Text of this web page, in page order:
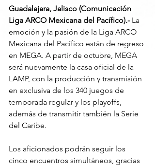
Guadalajara, Jalisco (Comunicación
Liga ARCO Mexicana del Pacífico).- La
emoción y la pasión de la Liga ARCO
Mexicana del Pacífico están de regreso
en MEGA. A partir de octubre, MEGA
será nuevamente la casa oficial de la
LAMP, con la producción y transmisión
en exclusiva de los 340 juegos de
temporada regular y los playoffs,
además de transmitir también la Serie
del Caribe.
Los aficionados podrán seguir los
cinco encuentros simultáneos, gracias